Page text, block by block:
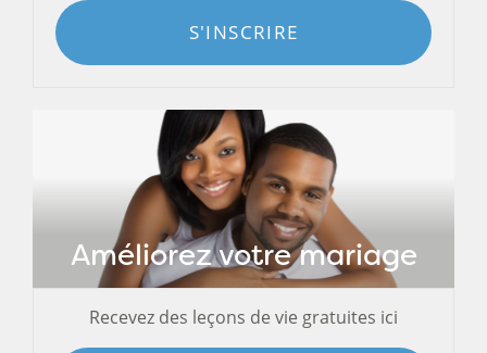
S'INSCRIRE
Améliorez votre mariage
Recevez des leçons de vie gratuites ici